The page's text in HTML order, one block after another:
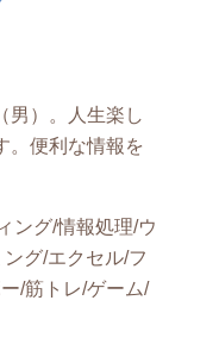
男）。人生楽し
。便利な情報を
ング/情報処理/ウ
グ/エクセル/フ
/筋トレ/ゲーム/